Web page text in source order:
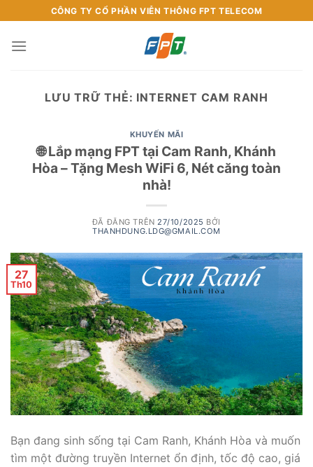
đến
nội
CÔNG TY CỔ PHẦN VIỄN THÔNG FPT TELECOM
LƯU TRỮ THẺ: INTERNET CAM RANH
KHUYẾN MÃI
🌐 Lắp mạng FPT tại Cam Ranh, Khánh
Hòa – Tặng Mesh WiFi 6, Nét căng toàn
nhà!
ĐÃ ĐĂNG TRÊN 27/10/2025 BỞI
THANHDUNG.LDG@GMAIL.COM
27
Th10
Bạn đang sinh sống tại Cam Ranh, Khánh Hòa và muốn
tìm một đường truyền Internet ổn định, tốc độ cao, giá